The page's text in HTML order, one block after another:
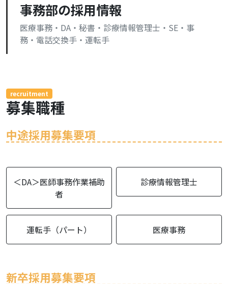
事務部の採用情報
医療事務・DA・秘書・診療情報管理士・SE・事
務・電話交換手・運転手
recruitment
募集職種
中途採用募集要項
＜DA＞医師事務作業補助
者
診療情報管理士
運転手（パート） 医療事務
新卒採用募集要項